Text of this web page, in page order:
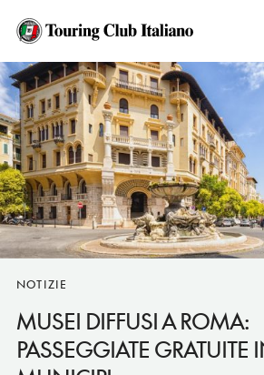
NOTIZIE
MUSEI DIFFUSI A ROMA:
PASSEGGIATE GRATUITE